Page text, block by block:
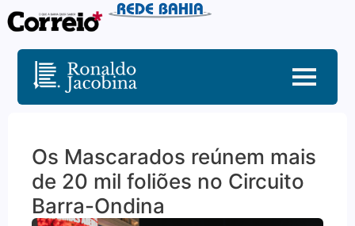
Os Mascarados reúnem mais
de 20 mil foliões no Circuito
Barra-Ondina